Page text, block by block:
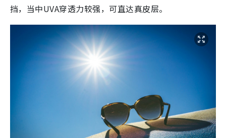
挡，当中UVA穿透力较强，可直达真皮层。